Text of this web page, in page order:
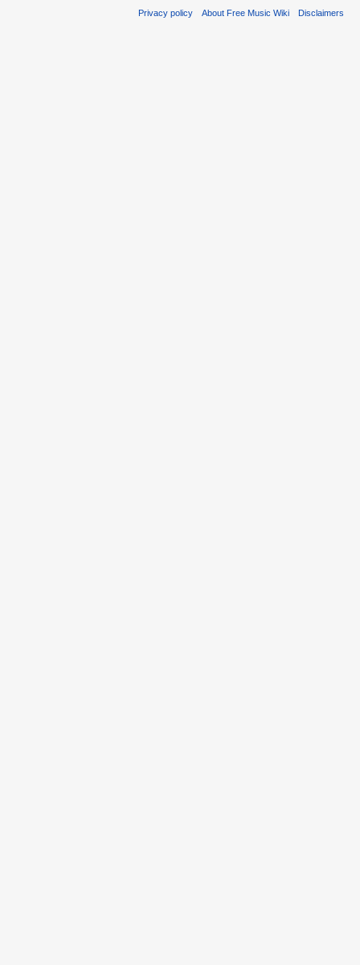
Privacy policy About Free Music Wiki Disclaimers